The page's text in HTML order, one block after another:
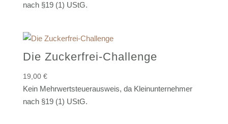
nach §19 (1) UStG.
Die Zuckerfrei-Challenge
19,00 €
Kein Mehrwertsteuerausweis, da Kleinunternehmer
nach §19 (1) UStG.